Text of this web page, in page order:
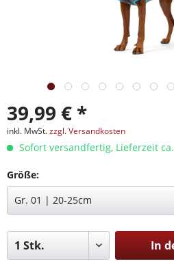
39,99 € *
inkl. MwSt.zzgl. Versandkosten
Sofort versandfertig, Lieferzeit
Größe:
In